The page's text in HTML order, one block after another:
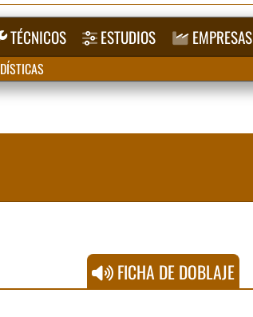
TÉCNICOS ESTUDIOS EMPRESAS
FICHA DE DOBLAJE